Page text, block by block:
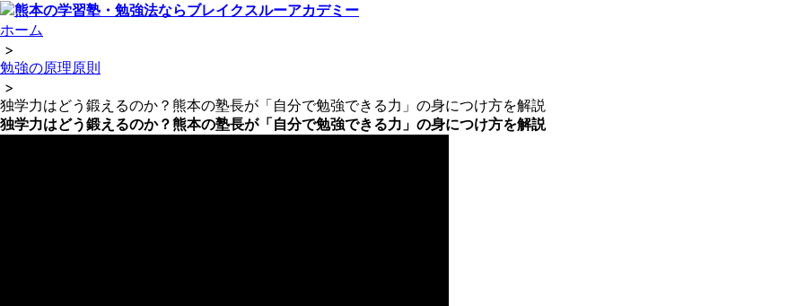
ホーム
>
勉強の原理原則
>
独学力はどう鍛えるのか？熊本の塾長が「自分で勉強できる力」の身につけ方を解説
独学力はどう鍛えるのか？熊本の塾長が「自分で勉強できる力」の身につけ方を解説